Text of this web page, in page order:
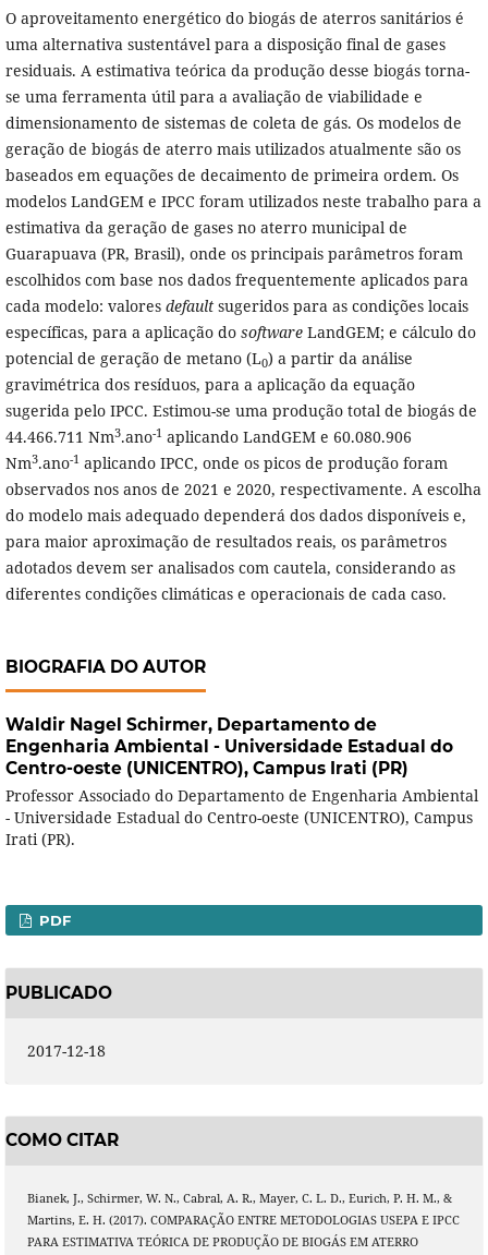
O aproveitamento energético do biogás de aterros sanitários é
uma alternativa sustentável para a disposição final de gases
residuais. A estimativa teórica da produção desse biogás torna-
se uma ferramenta útil para a avaliação de viabilidade e
dimensionamento de sistemas de coleta de gás. Os modelos de
geração de biogás de aterro mais utilizados atualmente são os
baseados em equações de decaimento de primeira ordem. Os
modelos LandGEM e IPCC foram utilizados neste trabalho para a
estimativa da geração de gases no aterro municipal de
Guarapuava (PR, Brasil), onde os principais parâmetros foram
escolhidos com base nos dados frequentemente aplicados para
cada modelo: valores defaultsugeridos para as condições locais
específicas, para a aplicação do softwareLandGEM; e cálculo do
potencial de geração de metano (L0) a partir da análise
gravimétrica dos resíduos, para a aplicação da equação
sugerida pelo IPCC. Estimou-se uma produção total de biogás de
44.466.711 Nm3.ano-1aplicando LandGEM e 60.080.906
Nm3.ano-1aplicando IPCC, onde os picos de produção foram
observados nos anos de 2021 e 2020, respectivamente. A escolha
do modelo mais adequado dependerá dos dados disponíveis e,
para maior aproximação de resultados reais, os parâmetros
adotados devem ser analisados com cautela, considerando as
diferentes condições climáticas e operacionais de cada caso.
BIOGRAFIA DO AUTOR
Waldir Nagel Schirmer, Departamento de
Engenharia Ambiental - Universidade Estadual do
Centro-oeste (UNICENTRO), Campus Irati (PR)
Professor Associado do Departamento de Engenharia Ambiental
- Universidade Estadual do Centro-oeste (UNICENTRO), Campus
Irati (PR).
PDF
PUBLICADO
2017-12-18
COMO CITAR
Bianek, J., Schirmer, W. N., Cabral, A. R., Mayer, C. L. D., Eurich, P. H. M., &
Martins, E. H. (2017). COMPARAÇÃO ENTRE METODOLOGIAS USEPA E IPCC
PARA ESTIMATIVA TEÓRICA DE PRODUÇÃO DE BIOGÁS EM ATERRO